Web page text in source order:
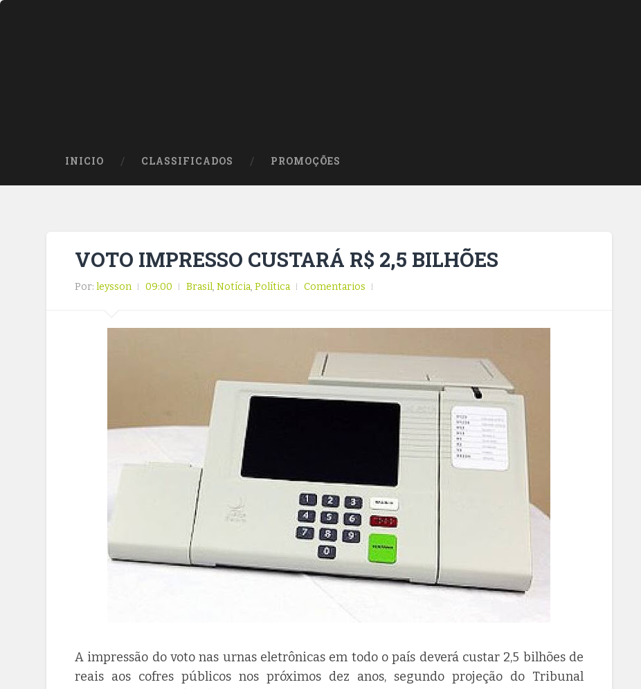
INICIO CLASSIFICADOS PROMOÇÕES
VOTO IMPRESSO CUSTARÁ R$ 2,5 BILHÕES
Por:leysson 09:00 Brasil,Notícia,Política Comentarios
A impressão do voto nas urnas eletrônicas em todo o país deverá custar 2,5 bilhões de
reais aos cofres públicos nos próximos dez anos, segundo projeção do Tribunal